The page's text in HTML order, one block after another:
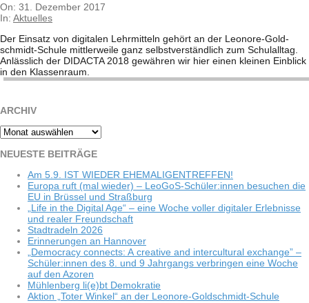
2017-
12-
On: 31. Dezember 2017
In: Aktuelles
Der Ein­satz von digi­ta­len Lehr­mit­teln gehört an der Leo­­nore-Gol­d­­
schmidt-Schule mitt­ler­weile ganz selbst­ver­ständ­lich zum Schul­all­tag.
Anläss­lich der DIDACTA 2018 gewäh­ren wir hier einen klei­nen Ein­blick
in den Klas­sen­raum.
ARCHIV
Archiv
NEU­ESTE BEITRÄGE
Am 5.9. IST WIEDER EHEMALIGENTREFFEN!
Europa ruft (mal wie­der) – LeoGoS-Schüler:innen besu­chen die
EU in Brüs­sel und Straßburg
„Life in the Digi­tal Age“ – eine Woche vol­ler digi­ta­ler Erleb­nisse
und rea­ler Freundschaft
Stadt­ra­deln 2026
Erin­ne­run­gen an Hannover
„Demo­cracy con­nects: A crea­tive and inter­cul­tu­ral exch­ange” –
Schüler:innen des 8. und 9 Jahr­gangs ver­brin­gen eine Woche
auf den Azoren
Müh­len­berg li(e)bt Demokratie
Aktion „Toter Win­kel“ an der Leonore-Goldschmidt-Schule